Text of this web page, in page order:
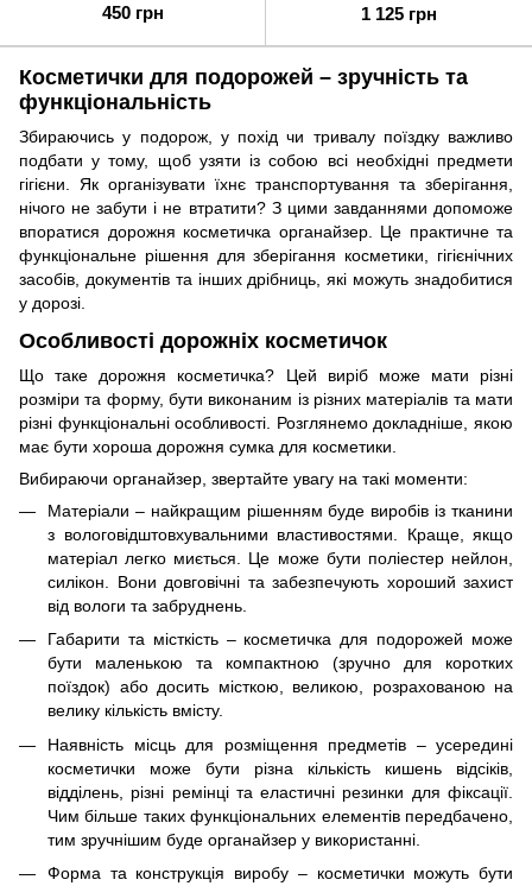
450 грн 1 125 грн
Косметички для подорожей – зручність та
функціональність
Збираючись у подорож, у похід чи тривалу поїздку важливо
подбати у тому, щоб узяти із собою всі необхідні предмети
гігієни. Як організувати їхнє транспортування та зберігання,
нічого не забути і не втратити? З цими завданнями допоможе
впоратися дорожня косметичка органайзер. Це практичне та
функціональне рішення для зберігання косметики, гігієнічних
засобів, документів та інших дрібниць, які можуть знадобитися
у дорозі.
Особливості дорожніх косметичок
Що таке дорожня косметичка? Цей виріб може мати різні
розміри та форму, бути виконаним із різних матеріалів та мати
різні функціональні особливості. Розглянемо докладніше, якою
має бути хороша дорожня сумка для косметики.
Вибираючи органайзер, звертайте увагу на такі моменти:
Матеріали – найкращим рішенням буде виробів із тканини
з вологовідштовхувальними властивостями. Краще, якщо
матеріал легко миється. Це може бути поліестер нейлон,
силікон. Вони довговічні та забезпечують хороший захист
від вологи та забруднень.
Габарити та місткість – косметичка для подорожей може
бути маленькою та компактною (зручно для коротких
поїздок) або досить місткою, великою, розрахованою на
велику кількість вмісту.
Наявність місць для розміщення предметів – усередині
косметички може бути різна кількість кишень відсіків,
відділень, різні ремінці та еластичні резинки для фіксації.
Чим більше таких функціональних елементів передбачено,
тим зручнішим буде органайзер у використанні.
Форма та конструкція виробу – косметички можуть бути